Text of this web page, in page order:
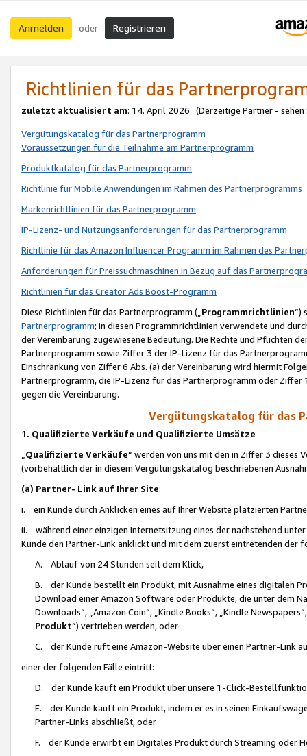
Anmelden oder Registrieren
Richtlinien für das
zuletzt aktualisiert am: 14. April 2026 (Derzeitige Partner - sehen
Vergütungskatalog für das Partnerprogramm
Voraussetzungen für die Teilnahme am Partnerprogramm
Produktkatalog für das Partnerprogramm
Richtlinie für Mobile Anwendungen im Rahmen des Partnerprogramms
Markenrichtlinien für das Partnerprogramm
IP-Lizenz- und Nutzungsanforderungen für das Partnerprogramm
Richtlinie für das Amazon Influencer Programm im Rahmen des
Anforderungen für Preissuchmaschinen in Bezug auf das
Richtlinien für das Creator Ads Boost-Programm
Diese Richtlinien für das Partnerprogramm („Programmrichtlinien“)
Partnerprogramm; in diesen Programmrichtlinien verwendete und
der Vereinbarung zugewiesene Bedeutung. Die Rechte und Pflichten
Partnerprogramm sowie Ziffer 3 der IP-Lizenz für das
Einschränkung von Ziffer 6 Abs. (a) der Vereinbarung wird hiermit
Partnerprogramm, die IP-Lizenz für das Partnerprogramm oder
gegen die Vereinbarung.
Vergütungskatalog für das
1. Qualifizierte Verkäufe und Qualifizierte Umsätze
Qualifizierte Verkäufe“ werden von uns mit den in Ziffer 3
(vorbehaltlich der in diesem Vergütungskatalog beschriebenen
(a) Partner- Link auf Ihrer Site:
i. ein Kunde durch Anklicken eines auf Ihrer Website platzierten
ii. während einer einzigen Internetsitzung eines der nachstehend
Kunde den Partner-Link anklickt und mit dem zuerst eintretenden der
A. Ablauf von 24 Stunden seit dem Klick,
B. der Kunde bestellt ein Produkt, mit Ausnahme eines digitalen
Download einer Amazon Software oder Produkte, die unter dem
Downloads“, „Amazon Coin“, „Kindle Books“, „Kindle
Produkt“) vertrieben werden, oder
C. der Kunde ruft eine Amazon-Website über einen Partner-Link
einer der folgenden Fälle eintritt:
D. der Kunde kauft ein Produkt über unsere 1-Click-
E. der Kunde kauft ein Produkt, indem er es in seinen
Partner-Links abschließt, oder
F. der Kunde erwirbt ein Digitales Produkt durch Streaming oder